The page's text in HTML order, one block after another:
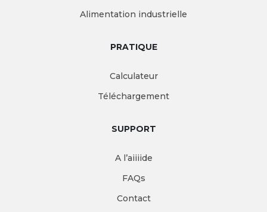
Alimentation industrielle
PRATIQUE
Calculateur
Téléchargement
SUPPORT
A l’aiiiide
FAQs
Contact